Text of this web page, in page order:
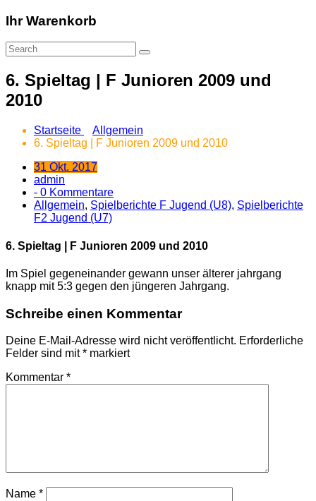
Ihr Warenkorb
6. Spieltag | F Junioren 2009 und
2010
Startseite
Allgemein
6. Spieltag | F Junioren 2009 und 2010
31 Okt. 2017
admin
- 0 Kommentare
Allgemein, Spielberichte F Jugend (U8), Spielberichte
F2 Jugend (U7)
6. Spieltag | F Junioren 2009 und 2010
Im Spiel gegeneinander gewann unser älterer jahrgang
knapp mit 5:3 gegen den jüngeren Jahrgang.
Schreibe einen Kommentar
Deine E-Mail-Adresse wird nicht veröffentlicht. Erforderliche
Felder sind mit* markiert
Kommentar *
Name *